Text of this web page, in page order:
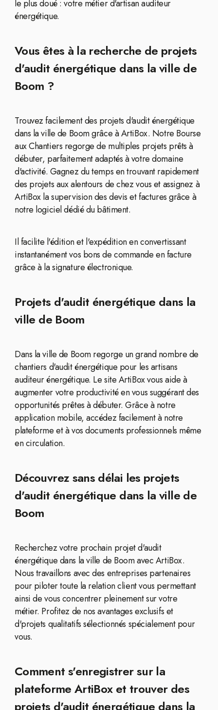
le plus doué : votre métier d'artisan auditeur
énergétique.
Vous êtes à la recherche de projets
d'audit énergétique dans la ville de
Boom ?
Trouvez facilement des projets d'audit énergétique
dans la ville de Boom grâce à ArtiBox. Notre Bourse
aux Chantiers regorge de multiples projets prêts à
débuter, parfaitement adaptés à votre domaine
d'activité. Gagnez du temps en trouvant rapidement
des projets aux alentours de chez vous et assignez à
ArtiBox la supervision des devis et factures grâce à
notre logiciel dédié du bâtiment.
Il facilite l'édition et l'expédition en convertissant
instantanément vos bons de commande en facture
grâce à la signature électronique.
Projets d'audit énergétique dans la
ville de Boom
Dans la ville de Boom regorge un grand nombre de
chantiers d'audit énergétique pour les artisans
auditeur énergétique. Le site ArtiBox vous aide à
augmenter votre productivité en vous suggérant des
opportunités prêtes à débuter. Grâce à notre
application mobile, accédez facilement à notre
plateforme et à vos documents professionnels même
en circulation.
Découvrez sans délai les projets
d'audit énergétique dans la ville de
Boom
Recherchez votre prochain projet d'audit
énergétique dans la ville de Boom avec ArtiBox.
Nous travaillons avec des entreprises partenaires
pour piloter toute la relation client vous permettant
ainsi de vous concentrer pleinement sur votre
métier. Profitez de nos avantages exclusifs et
d'projets qualitatifs sélectionnés spécialement pour
vous.
Comment s'enregistrer sur la
plateforme ArtiBox et trouver des
projets d'audit énergétique dans la